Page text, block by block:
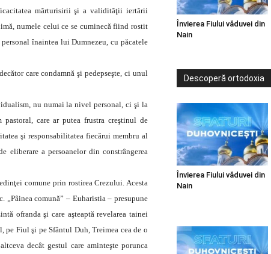
mărturisirii şi a validităţii iertării
numele celui ce se cuminecă fiind rostit
înaintea lui Dumnezeu, cu păcatele
care condamnă şi pedepseşte, ci unul
nu numai la nivel personal, ci şi la
care ar putea frustra creştinul de
şi responsabilitatea fiecărui membru al
eliberare a persoanelor din constrângerea
comune prin rostirea Crezului. Acesta
„Pâinea comună” – Euharistia – presupune
ofranda şi care aşteaptă revelarea tainei
Fiul şi pe Sfântul Duh, Treimea cea de o
decât gestul care aminteşte porunca
Învierea Fiului văduvei din
Nain
Descoperă ortodoxia
Învierea Fiului văduvei din
Nain